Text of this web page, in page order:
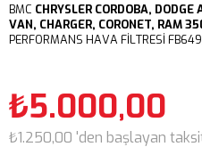
BMC CHRYSLER CORDOBA, DODGE
VAN, CHARGER, CORONET, RAM
PERFORMANS HAVA FİLTRESİ
₺5.000,00
₺1.250,00 'den başlayan